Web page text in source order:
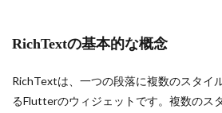
RichTextの基本的な概念
RichTextは、一つの段落に複数のスタイ
るFlutterのウィジェットです。複数のス